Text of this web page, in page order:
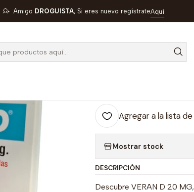
Amigo DROGUISTA, Si eres nuevo regístrateAquí
VERAN D 20 MG X 10 CAP- PIROXICAM 20 MG-
VERAN D 20
MG-
Agregar a la lista
Mostrar stock
DESCRIPCIÓN
Descubre VERAN D 20